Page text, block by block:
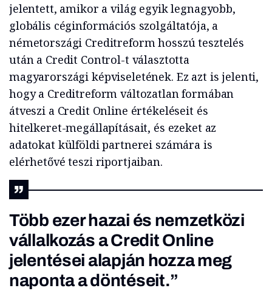
jelentett, amikor a világ egyik legnagyobb,
globális céginformációs szolgáltatója, a
németországi Creditreform hosszú tesztelés
után a Credit Control-t választotta
magyarországi képviseletének. Ez azt is jelenti,
hogy a Creditreform változatlan formában
átveszi a Credit Online értékeléseit és
hitelkeret-megállapításait, és ezeket az
adatokat külföldi partnerei számára is
elérhetővé teszi riportjaiban.
Több ezer hazai és nemzetközi
vállalkozás a Credit Online
jelentései alapján hozza meg
naponta a döntéseit.”